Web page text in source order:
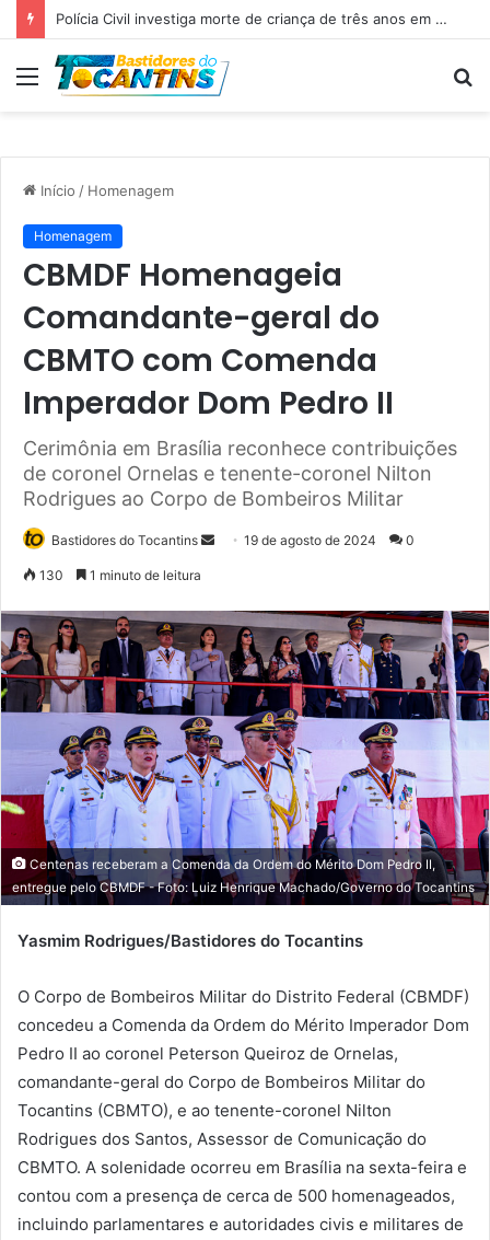
Professora Dorinha lidera disputa pelo Governo do Tocantins com 37,4% das intenções de voto, aponta pesquisa
Menu
Início / Homenagem
Homenagem
CBMDF Homenageia
Comandante-geral do
CBMTO com Comenda
Imperador Dom Pedro II
Cerimônia em Brasília reconhece contribuições
de coronel Ornelas e tenente-coronel Nilton
Rodrigues ao Corpo de Bombeiros Militar
Bastidores do Tocantins
e
u
m
-
m
l
19 de agosto de 2024 0
130 1 minuto de leitura
Centenas receberam a Comenda da Ordem do Mérito Dom Pedro II,
entregue pelo CBMDF - Foto: Luiz Henrique Machado/Governo do Tocantins
Yasmim Rodrigues/Bastidores do Tocantins
O Corpo de Bombeiros Militar do Distrito Federal (CBMDF)
concedeu a Comenda da Ordem do Mérito Imperador Dom
Pedro II ao coronel Peterson Queiroz de Ornelas,
comandante-geral do Corpo de Bombeiros Militar do
Tocantins (CBMTO), e ao tenente-coronel Nilton
Rodrigues dos Santos, Assessor de Comunicação do
CBMTO. A solenidade ocorreu em Brasília na sexta-feira e
contou com a presença de cerca de 500 homenageados,
incluindo parlamentares e autoridades civis e militares de